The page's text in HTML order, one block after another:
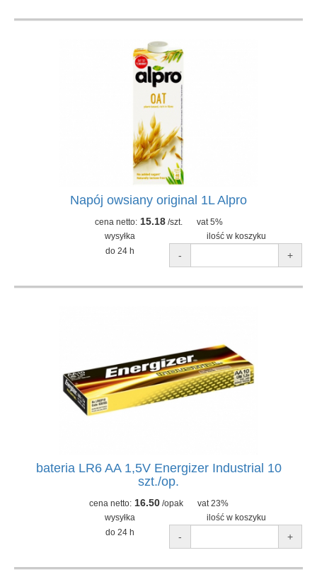
Napój owsiany original 1L Alpro
cena netto: 15.18/szt.
vat 5%
wysyłka
ilość w koszyku
do 24 h
- +
bateria LR6 AA 1,5V Energizer Industrial 10
szt./op.
cena netto: 16.50/opak
vat 23%
wysyłka
ilość w koszyku
do 24 h
- +